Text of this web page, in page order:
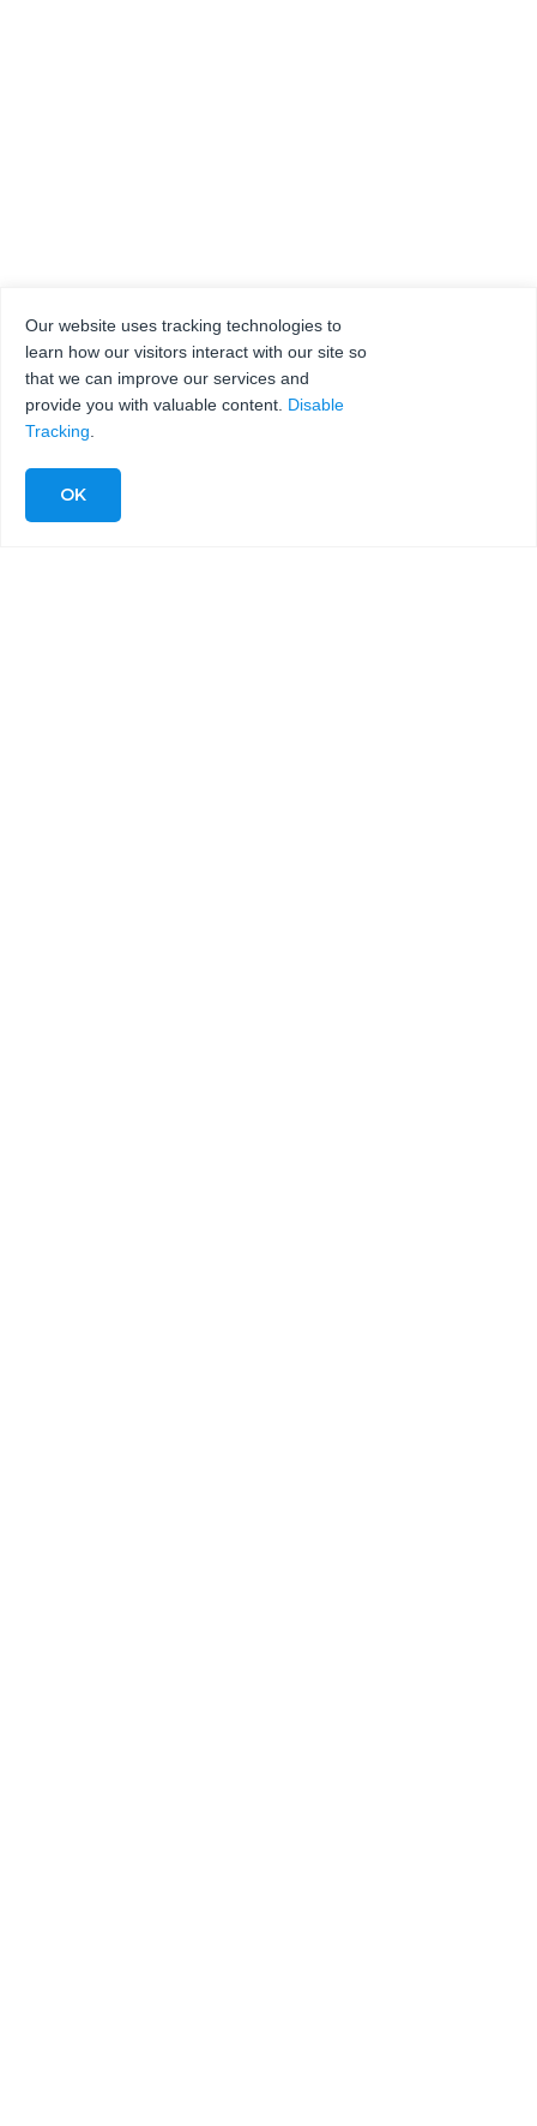
Our website uses tracking technologies to
learn how our visitors interact with our site so
that we can improve our services and
provide you with valuable content. Disable
Tracking